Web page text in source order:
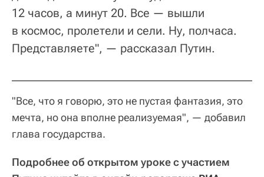
12 часов, а минут 20. Все — вышли
в космос, пролетели и сели. Ну, полчаса.
Представляете", — рассказал Путин.
"Все, что я говорю, это не пустая фантазия, это
мечта, но она вполне реализуемая", — добавил
глава государства.
Подробнее об открытом уроке с участием